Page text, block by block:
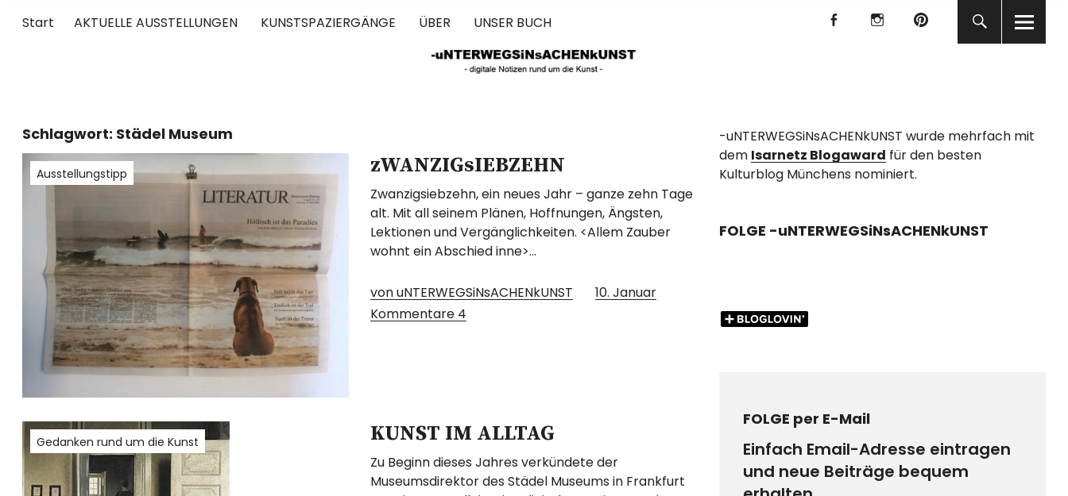
Start AKTUELLE AUSSTELLUNGEN KUNSTSPAZIERGÄNGE ÜBER UNSER BUCH
UNTERWEGS IN SACHEN KUNST
f I P
Schlagwort: Städel Museum
Ausstellungstipp zWANZIGsIEBZEHN
Zwanzigsiebzehn, ein neues Jahr – ganze zehn Tage
alt. Mit all seinem Plänen, Hoffnungen, Ängsten,
Lektionen und Vergänglichkeiten. <Allem Zauber
wohnt ein Abschied inne>…
von uNTERWEGSiNsACHENkUNST
10. Januar
Kommentare 4
Gedanken rund um die Kunst KUNST IM ALLTAG
Zu Beginn dieses Jahres verkündete der
Museumsdirektor des Städel Museums in Frankfurt
-uNTERWEGSiNsACHENkUNST wurde mehrfach mit
dem Isarnetz Blogaward für den besten
Kulturblog Münchens nominiert.
FOLGE -uNTERWEGSiNsACHENkUNST
FOLGE per E-Mail
Einfach Email-Adresse eintragen
und neue Beiträge bequem